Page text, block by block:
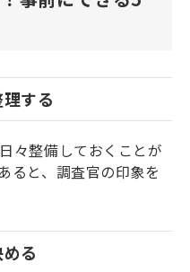
する
々整備しておくことが
ると、調査官の印象を
る